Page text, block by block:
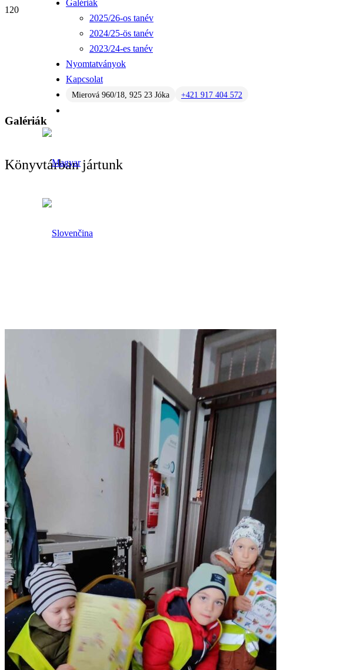
Galériák
2025/26-os tanév
2024/25-ös tanév
2023/24-es tanév
Nyomtatványok
Kapcsolat
Mierová 960/18, 925 23 Jóka +421 917 404 572
Galériák
Könyvtárban jártunk